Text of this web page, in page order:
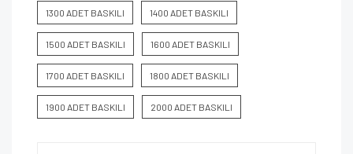
1300 ADET BASKILI 1400 ADET BASKILI
1500 ADET BASKILI 1600 ADET BASKILI
1700 ADET BASKILI 1800 ADET BASKILI
1900 ADET BASKILI 2000 ADET BASKILI